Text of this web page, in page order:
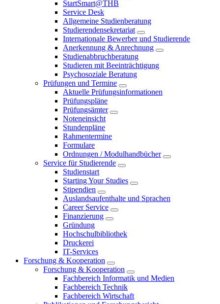
StartSmart@THB
Service Desk
Allgemeine Studienberatung
Studierendensekretariat
Internationale Bewerber und Studierende
Anerkennung & Anrechnung
Studienabbruchberatung
Studieren mit Beeinträchtigung
Psychosoziale Beratung
Prüfungen und Termine
Aktuelle Prüfungsinformationen
Prüfungspläne
Prüfungsämter
Noteneinsicht
Stundenpläne
Rahmentermine
Formulare
Ordnungen / Modulhandbücher
Service für Studierende
Studienstart
Starting Your Studies
Stipendien
Auslandsaufenthalte und Sprachen
Career Service
Finanzierung
Gründung
Hochschulbibliothek
Druckerei
IT-Services
Forschung & Kooperation
Forschung & Kooperation
Fachbereich Informatik und Medien
Fachbereich Technik
Fachbereich Wirtschaft